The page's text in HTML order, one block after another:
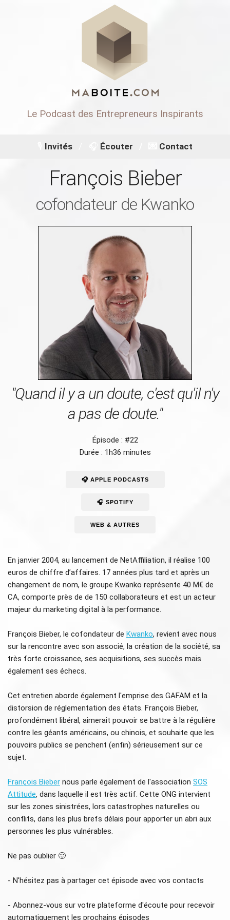
Le Podcast des Entrepreneurs Inspirants
Invités Écouter Contact
François Bieber
cofondateur de Kwanko
"Quand il y a un doute, c'est qu'il n'y
a pas de doute."
Épisode : #22
Durée : 1h36 minutes
🎧 APPLE PODCASTS
🎧 SPOTIFY
WEB & AUTRES
En janvier 2004, au lancement de NetAffiliation, il réalise 100
euros de chiffre d’affaires. 17 années plus tard et après un
changement de nom, le groupe Kwanko représente 40 M€ de
CA, comporte près de de 150 collaborateurs et est un acteur
majeur du marketing digital à la performance.
François Bieber, le cofondateur de Kwanko, revient avec nous
sur la rencontre avec son associé, la création de la société, sa
très forte croissance, ses acquisitions, ses succès mais
également ses échecs.
Cet entretien aborde également l'emprise des GAFAM et la
distorsion de réglementation des états. François Bieber,
profondément libéral, aimerait pouvoir se battre à la régulière
contre les géants américains, ou chinois, et souhaite que les
pouvoirs publics se penchent (enfin) sérieusement sur ce
sujet.
François Bieber nous parle également de l'association SOS
Attitude, dans laquelle il est très actif. Cette ONG intervient
sur les zones sinistrées, lors catastrophes naturelles ou
conflits, dans les plus brefs délais pour apporter un abri aux
personnes les plus vulnérables.
Ne pas oublier 🙂
- N'hésitez pas à partager cet épisode avec vos contacts
- Abonnez-vous sur votre plateforme d'écoute pour recevoir
automatiquement les prochains épisodes